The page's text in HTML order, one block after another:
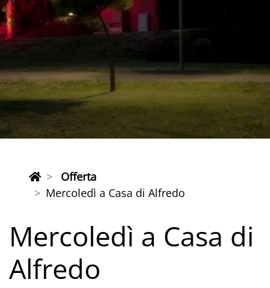
Offerta
Mercoledì a Casa di Alfredo
Mercoledì a Casa di
Alfredo